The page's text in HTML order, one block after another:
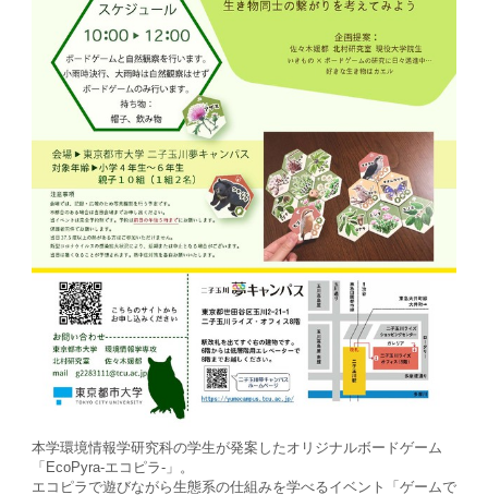
本学環境情報学研究科の学生が発案したオリジナルボードゲーム
「EcoPyra-エコピラ-」。
エコピラで遊びながら生態系の仕組みを学べるイベント「ゲームで